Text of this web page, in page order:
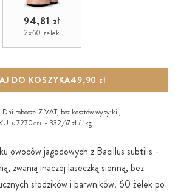
owoców jagodowych z Bacillus subtilis -
zwanią inaczej laseczką sienną, bez
słodzików i barwników. 60 żelek po
94,81 zł
2x60 żelek
DO KOSZYKA49,90 zł
Dni robocze Z VAT, bez kosztów wysyłki.,
N7270CPL 332,67 zł / 1kg